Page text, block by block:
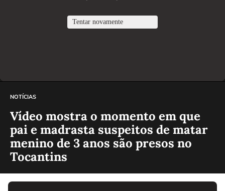
NOTÍCIAS
Vídeo mostra o momento em que
pai e madrasta suspeitos de matar
menino de 3 anos são presos no
Tocantins